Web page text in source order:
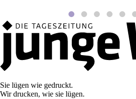
Sie lügen wie gedruckt.
Wir drucken, wie sie lügen.